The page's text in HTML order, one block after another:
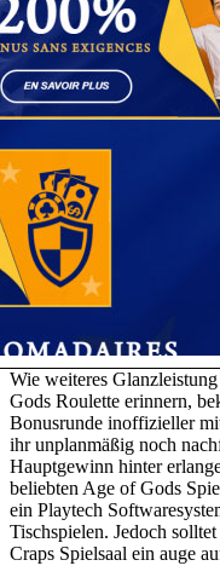
Wie weiteres
Gods Roulette erinnern,
Bonusrunde inoffizieller
ihr unplanmäßig noch
Hauptgewinn hinter
beliebten Age of Gods
ein Playtech
Tischspielen. Jedoch
Craps Spielsaal ein auge